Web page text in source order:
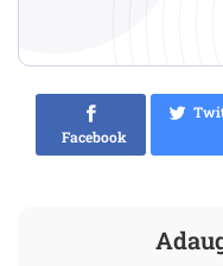
Facebook